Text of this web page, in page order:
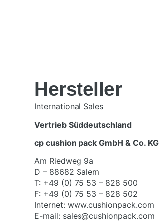
Hersteller
International Sales
Vertrieb Süddeutschland
cp cushion pack GmbH & Co. KG
Am Riedweg 9a
D – 88682 Salem
T: +49 (0) 75 53 – 828 500
F: +49 (0) 75 53 – 828 502
Internet: www.cushionpack.com
E-mail: sales@cushionpack.com